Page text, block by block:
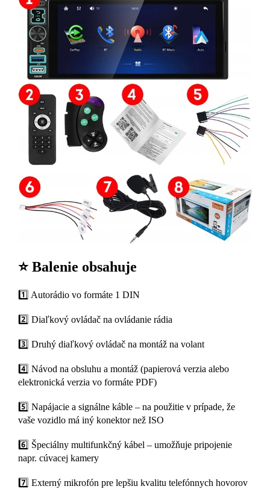
⭐ Balenie obsahuje
1️⃣ Autorádio vo formáte 1 DIN
2️⃣ Diaľkový ovládač na ovládanie rádia
3️⃣ Druhý diaľkový ovládač na montáž na volant
4️⃣ Návod na obsluhu a montáž (papierová verzia alebo
elektronická verzia vo formáte PDF)
5️⃣ Napájacie a signálne káble – na použitie v prípade, že
vaše vozidlo má iný konektor než ISO
6️⃣ Špeciálny multifunkčný kábel – umožňuje pripojenie
napr. cúvacej kamery
7️⃣ Externý mikrofón pre lepšiu kvalitu telefónnych hovorov